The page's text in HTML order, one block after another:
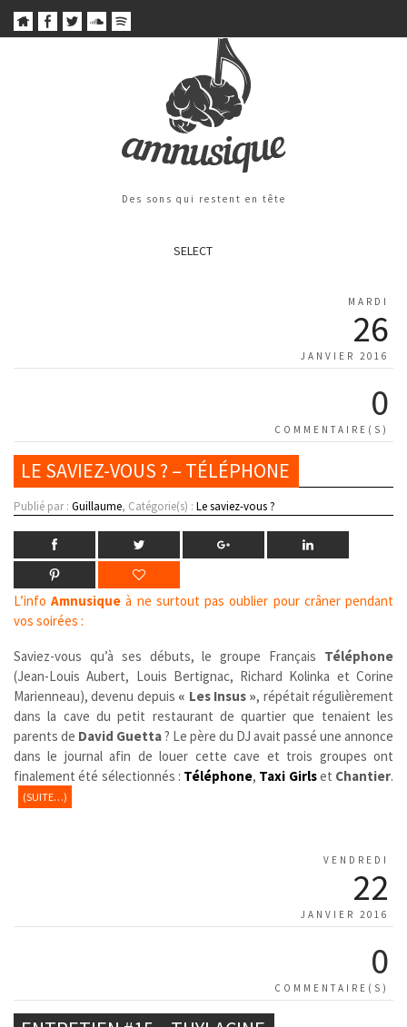
Des sons qui restent en tête
SELECT
MARDI
26
JANVIER 2016
0
COMMENTAIRE(S)
LE SAVIEZ-VOUS ? – TÉLÉPHONE
Publié par : Guillaume, Catégorie(s) : Le saviez-vous ?
L’infoAmnusique à ne surtout pas oublier pour crâner pendant
vos soirées :
Saviez-vous qu’à ses débuts, le groupe Français Téléphone
(Jean-Louis Aubert, Louis Bertignac, Richard Kolinka et Corine
Marienneau), devenu depuis « Les Insus », répétait régulièrement
dans la cave du petit restaurant de quartier que tenaient les
parents de David Guetta? Le père du DJ avait passé une annonce
dans le journal afin de louer cette cave et trois groupes ont
finalement été sélectionnés : Téléphone, Taxi Girlset Chantier.
(SUITE…)
VENDREDI
22
JANVIER 2016
0
COMMENTAIRE(S)